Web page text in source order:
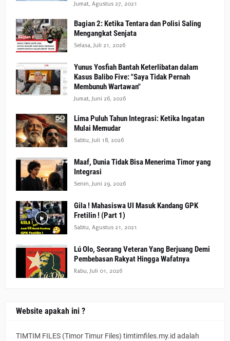
Jumat, Agustus 27, 2021
Bagian 2: Ketika Tentara dan Polisi Saling
Mengangkat Senjata
Selasa, Juli 21, 2026
Yunus Yosfiah Bantah Keterlibatan dalam
Kasus Balibo Five: "Saya Tidak Pernah
Membunuh Wartawan"
Jumat, Juni 26, 2026
Lima Puluh Tahun Integrasi: Ketika Ingatan
Mulai Memudar
Sabtu, Juli 18, 2026
Maaf, Dunia Tidak Bisa Menerima Timor yang
Integrasi
Senin, Juni 29, 2026
Gila ! Mahasiswa UI Masuk Kandang GPK
Fretilin ! (Part 1)
Sabtu, Agustus 21, 2021
Lú Olo, Seorang Veteran Yang Berjuang Demi
Pembebasan Rakyat Hingga Wafatnya
Rabu, Juli 01, 2026
Website apakah ini ?
TIMTIM FILES (Timor Timur Files) timtimfiles.my.id adalah